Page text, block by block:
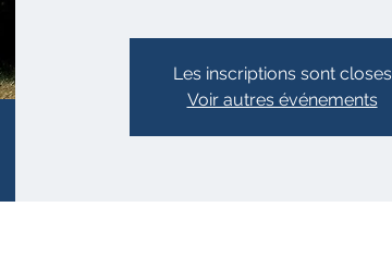
Les inscriptions sont closes
Voir autres événements